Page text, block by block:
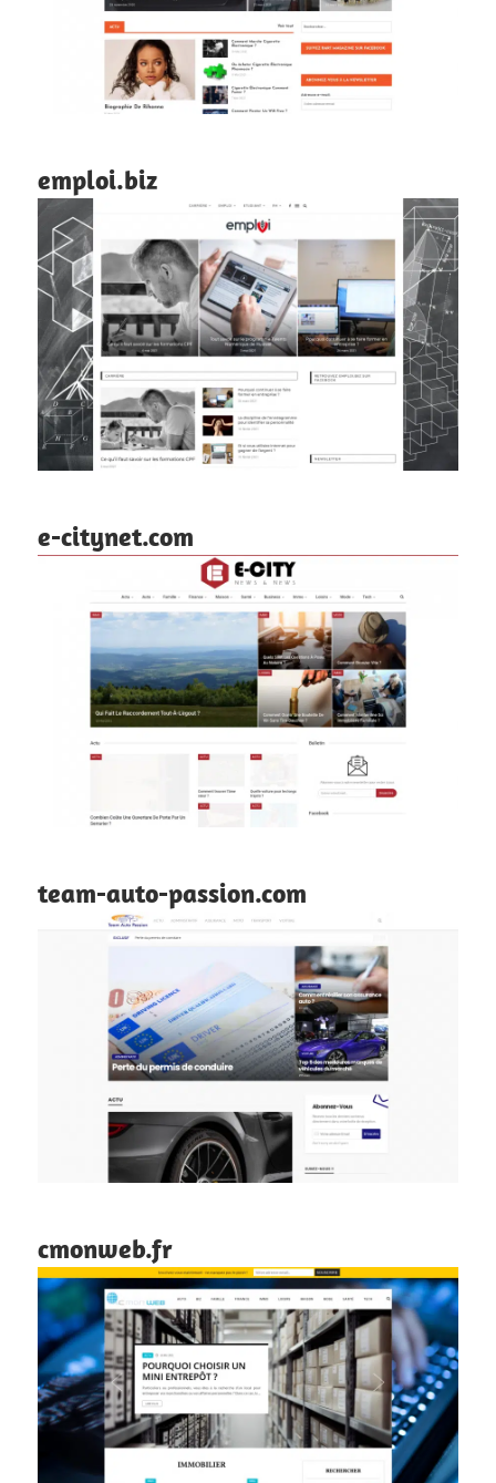
emploi.biz
e-citynet.com
team-auto-passion.com
cmonweb.fr